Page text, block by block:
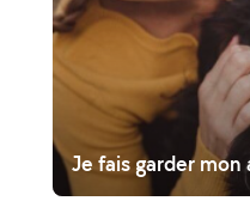
Je fais garder mon